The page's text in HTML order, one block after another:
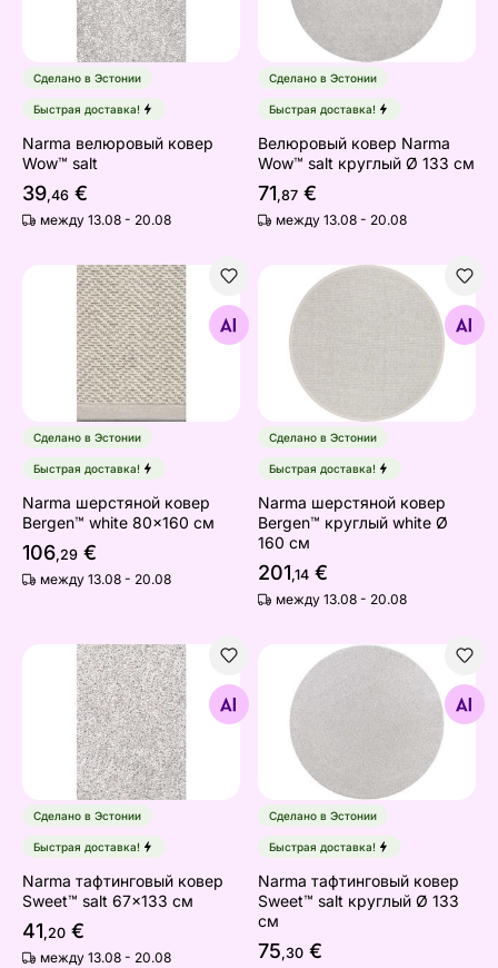
Сделано в Эстонии
Быстрая доставка!
Narma велюровый ковер
Wow™ salt
39,46 €
между 13.08 - 20.08
Сделано в Эстонии
Быстрая доставка!
Велюровый ковер Narma
Wow™ salt круглый Ø 133 см
71,87 €
между 13.08 - 20.08
Narma шерстяной ковeр Bergen™ white 80x160 см
Найдите похожие
Сделано в Эстонии
Быстрая доставка!
Narma шерстяной ковeр
Bergen™ white 80x160 см
106,29 €
между 13.08 - 20.08
Narma шерстяной ковeр
Найдите похожие
Сделано в Эстонии
Быстрая доставка!
Narma шерстяной ковeр
Bergen™ круглый white Ø
160 см
201,14 €
между 13.08 - 20.08
Narma тафтинговый ковер Sweet™ salt 67x133 см
Найдите похожие
Сделано в Эстонии
Быстрая доставка!
Narma тафтинговый ковер
Sweet™ salt 67x133 см
41,20 €
между 13.08 - 20.08
Narma тафтинговый
Найдите похожие
Сделано в Эстонии
Быстрая доставка!
Narma тафтинговый ковер
Sweet™ salt круглый Ø 133
см
75,30 €